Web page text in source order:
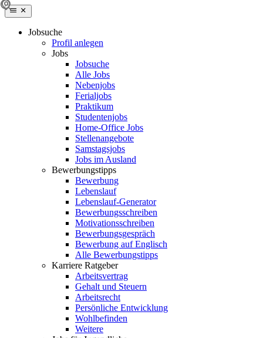
Jobsuche
Profil anlegen
Jobs
Jobsuche
Alle Jobs
Nebenjobs
Ferialjobs
Praktikum
Studentenjobs
Home-Office Jobs
Stellenangebote
Samstagsjobs
Jobs im Ausland
Bewerbungstipps
Bewerbung
Lebenslauf
Lebenslauf-Generator
Bewerbungsschreiben
Motivationsschreiben
Bewerbungsgespräch
Bewerbung auf Englisch
Alle Bewerbungstipps
Karriere Ratgeber
Arbeitsvertrag
Gehalt und Steuern
Arbeitsrecht
Persönliche Entwicklung
Wohlbefinden
Weitere